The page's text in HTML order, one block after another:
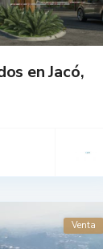
en Jacó,
Venta